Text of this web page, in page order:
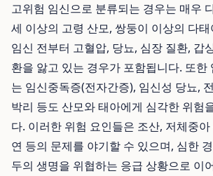
고위험 임신으로 분류되는 경우는 매우
세 이상의 고령 산모, 쌍둥이 이상의 다
임신 전부터 고혈압, 당뇨, 심장 질환, 갑
환을 앓고 있는 경우가 포함됩니다. 또한
는 임신중독증(전자간증), 임신성 당뇨,
박리 등도 산모와 태아에게 심각한 위험
다. 이러한 위험 요인들은 조산, 저체중
연 등의 문제를 야기할 수 있으며, 심한
두의 생명을 위협하는 응급 상황으로 이